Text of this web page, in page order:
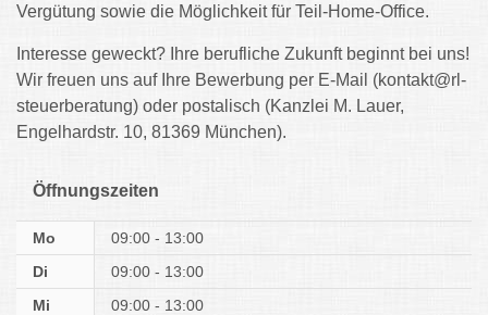
Vergütung sowie die Möglichkeit für Teil-Home-Office.
Interesse geweckt? Ihre berufliche Zukunft beginnt bei uns!
Wir freuen uns auf Ihre Bewerbung per E-Mail (kontakt@rl-
steuerberatung) oder postalisch (Kanzlei M. Lauer,
Engelhardstr. 10, 81369 München).
Öffnungszeiten
Mo
09:00 - 13:00
Di
09:00 - 13:00
Mi
09:00 - 13:00